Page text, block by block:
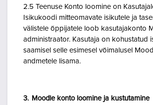
2.5 Teenuse Konto loomine on
Isikukoodi mitteomavate isikutele ja
välistele õppijatele loob kasutajakonto
administraator. Kasutaja on kohustatud
saamisel selle esimesel võimalusel
andmetele lisama.
3. Moodle konto loomine ja kustutamine